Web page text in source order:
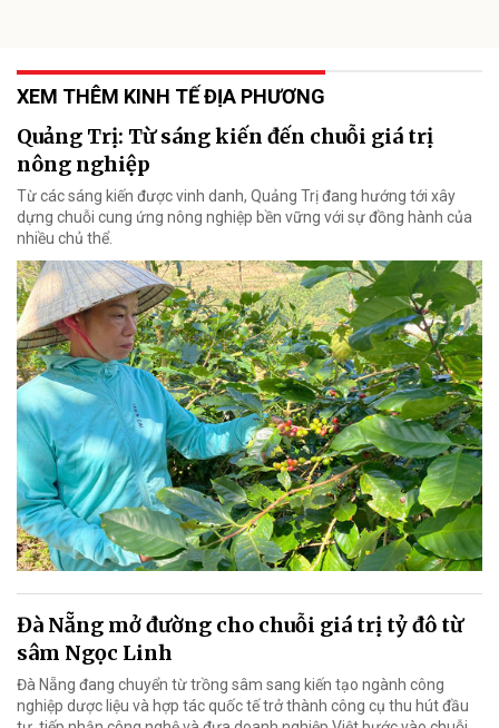
XEM THÊM KINH TẾ ĐỊA PHƯƠNG
Quảng Trị: Từ sáng kiến đến chuỗi giá trị
nông nghiệp
Từ các sáng kiến được vinh danh, Quảng Trị đang hướng tới xây
dựng chuỗi cung ứng nông nghiệp bền vững với sự đồng hành của
nhiều chủ thể.
Đà Nẵng mở đường cho chuỗi giá trị tỷ đô từ
sâm Ngọc Linh
Đà Nẵng đang chuyển từ trồng sâm sang kiến tạo ngành công
nghiệp dược liệu và hợp tác quốc tế trở thành công cụ thu hút đầu